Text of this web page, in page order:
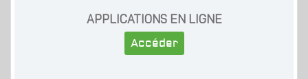
APPLICATIONS EN LIGNE
Accéder